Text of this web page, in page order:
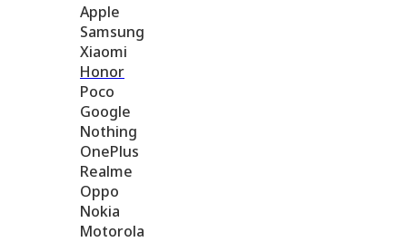
Apple
Samsung
Xiaomi
Honor
Poco
Google
Nothing
OnePlus
Realme
Oppo
Nokia
Motorola